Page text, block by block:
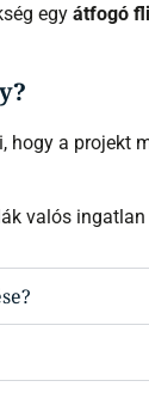
egy átfogó
a projekt
valós